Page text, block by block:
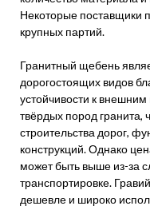
Некоторые поставщики
крупных партий.
Гранитный щебень
дорогостоящих видов
устойчивости к
твёрдых пород гранита,
строительства дорог,
конструкций. Однако
может быть выше из-за
транспортировке.
дешевле и широко